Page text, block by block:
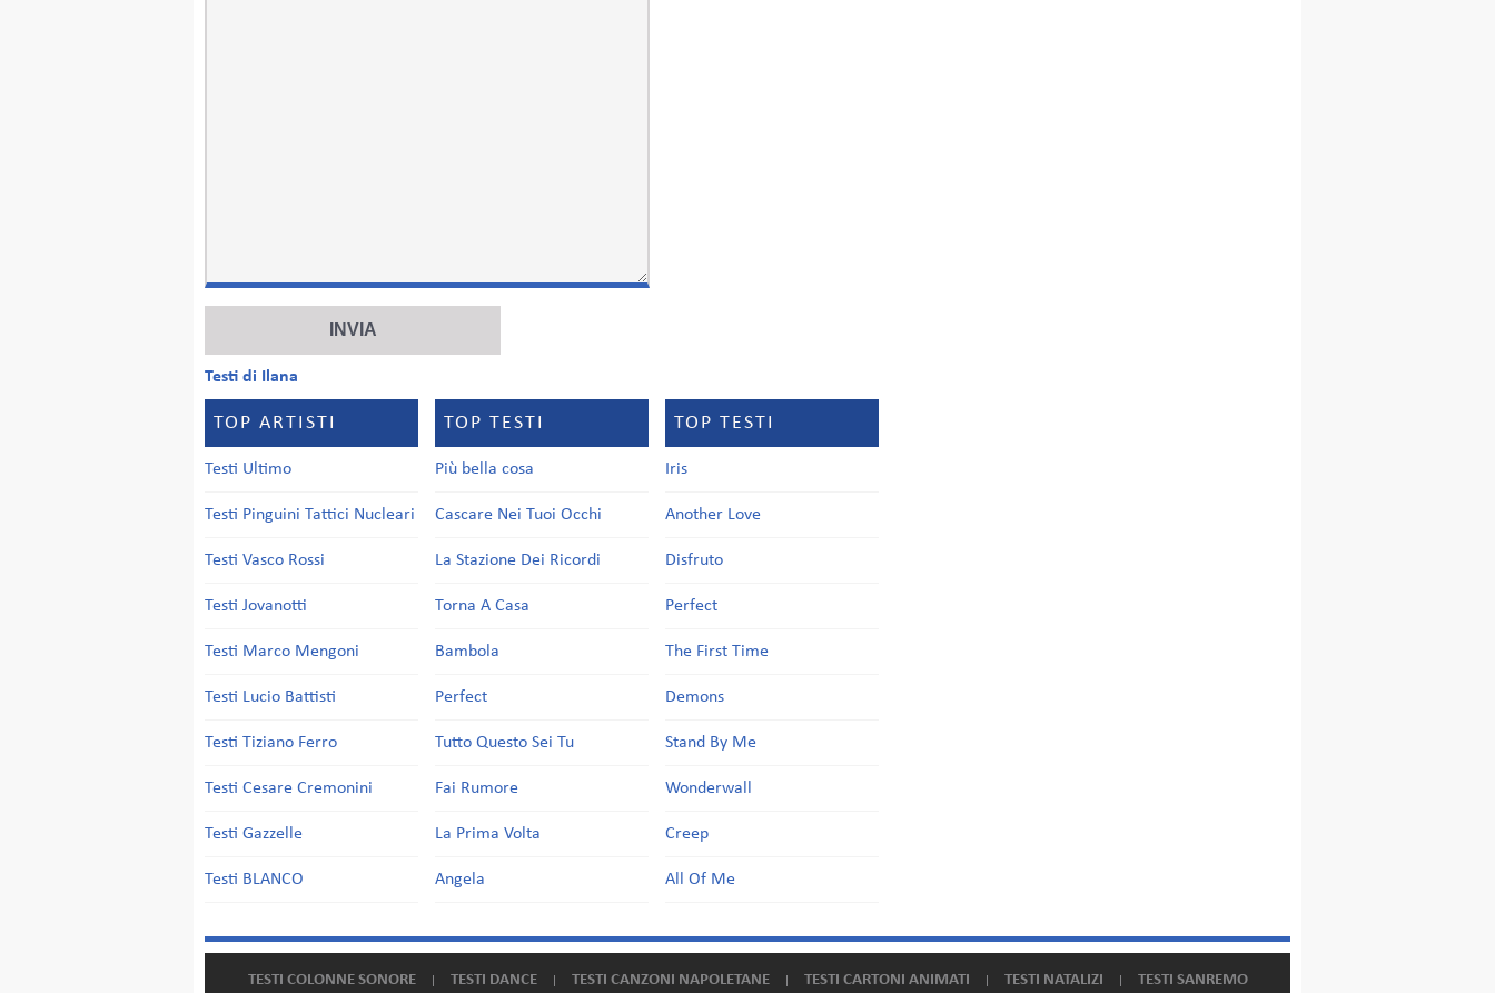
Testi di Ilana
TOP ARTISTI
Testi Ultimo
Testi Pinguini Tattici Nucleari
Testi Vasco Rossi
Testi Jovanotti
Testi Marco Mengoni
Testi Lucio Battisti
Testi Tiziano Ferro
Testi Cesare Cremonini
Testi Gazzelle
Testi BLANCO
TOP TESTI
Più bella cosa
Cascare Nei Tuoi Occhi
La Stazione Dei Ricordi
Torna A Casa
Bambola
Perfect
Tutto Questo Sei Tu
Fai Rumore
La Prima Volta
Angela
TOP TESTI
Iris
Another Love
Disfruto
Perfect
The First Time
Demons
Stand By Me
Wonderwall
Creep
All Of Me
TESTI COLONNE SONORE TESTI DANCE TESTI CANZONI NAPOLETANE TESTI CARTONI ANIMATI TESTI NATALIZI TESTI SANREMO